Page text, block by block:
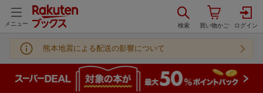
メニュー
熊本地震による配送の影響について